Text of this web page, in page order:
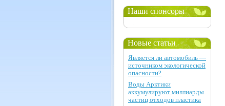
Наши спонсоры
Новые статьи
Является ли автомобиль —
источником экологической
опасности?
Воды Арктики
аккумулируют миллиарды
частиц отходов пластика